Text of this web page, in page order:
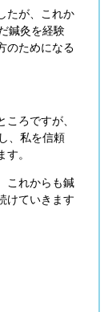
たが、これか
鍼灸を経験
のためになる
ろですが、
、私を信頼
。
これからも鍼
けていきます